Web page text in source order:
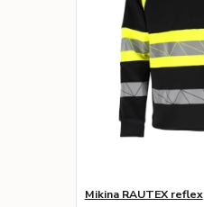
Mikina RAUTEX reflex